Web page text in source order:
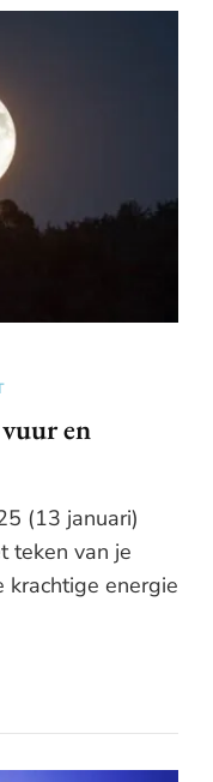
en
(13 januari)
teken van je
krachtige energie